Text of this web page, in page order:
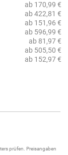
ab 170,99 €
ab 422,81 €
ab 151,96 €
ab 596,99 €
ab 81,97 €
ab 505,50 €
ab 152,97 €
prüfen. Preisangaben